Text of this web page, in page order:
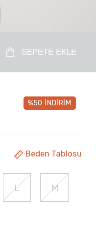
SEPETE EKLE
%50 İNDİRİM
Beden Tablosu
L M